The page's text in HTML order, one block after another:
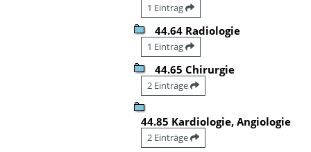
1 Eintrag
44.64 Radiologie
1 Eintrag
44.65 Chirurgie
2 Einträge
44.85 Kardiologie, Angiologie
2 Einträge